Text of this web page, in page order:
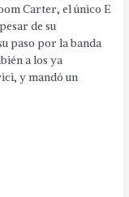
Carter, el único E
de su
paso por la banda
a los ya
y mandó un